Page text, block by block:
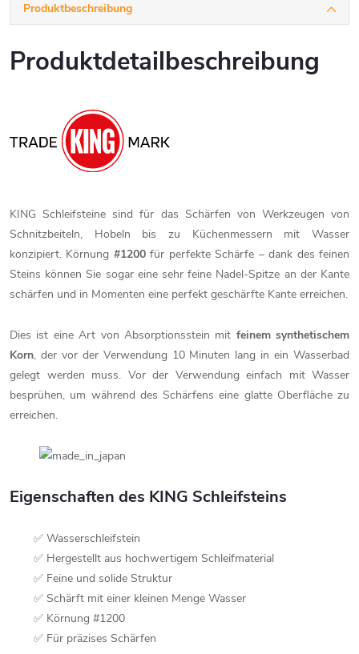
Produktbeschreibung
Produktdetailbeschreibung
KING Schleifsteine sind für das Schärfen von Werkzeugen von
Schnitzbeiteln, Hobeln bis zu Küchenmessern mit Wasser
konzipiert. Körnung #1200für perfekte Schärfe – dank des feinen
Steins können Sie sogar eine sehr feine Nadel-Spitze an der Kante
schärfen und in Momenten eine perfekt geschärfte Kante erreichen.
Dies ist eine Art von Absorptionsstein mit feinem synthetischem
Korn, der vor der Verwendung 10 Minuten lang in ein Wasserbad
gelegt werden muss. Vor der Verwendung einfach mit Wasser
besprühen, um während des Schärfens eine glatte Oberfläche zu
erreichen.
Eigenschaften des KING Schleifsteins
✅ Wasserschleifstein
✅ Hergestellt aus hochwertigem Schleifmaterial
✅ Feine und solide Struktur
✅ Schärft mit einer kleinen Menge Wasser
✅ Körnung #1200
✅ Für präzises Schärfen